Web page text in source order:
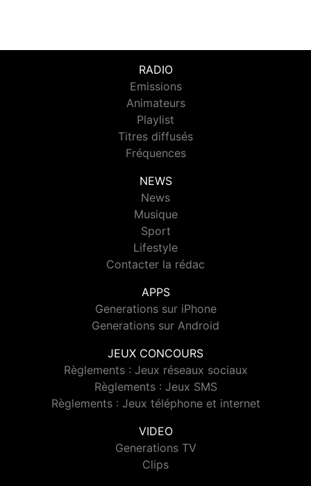
RADIO
Emissions
Animateurs
Playlist
Titres diffusés
Fréquences
NEWS
News
Musique
Sport
Lifestyle
Contacter la rédac
APPS
Generations sur iPhone
Generations sur Android
JEUX CONCOURS
Règlements : Jeux réseaux sociaux
Règlements : Jeux SMS
Règlements : Jeux téléphone et internet
VIDEO
Generations TV
Clips